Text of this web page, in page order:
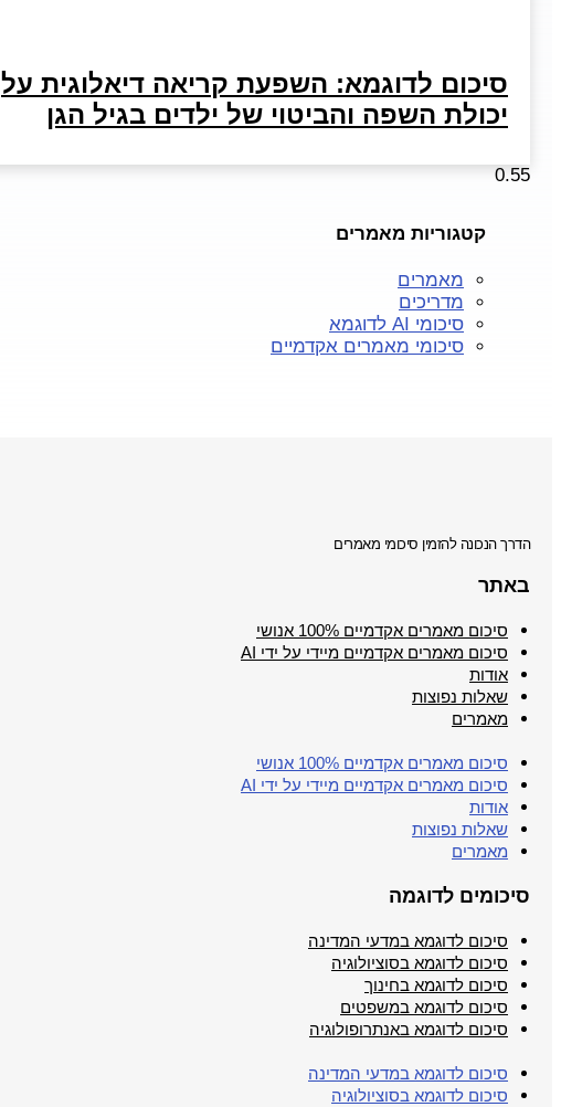
סיכום לדוגמא: השפעת קריאה דיאלוגית על
יכולת השפה והביטוי של ילדים בגיל הגן
קטגוריות מאמרים
מאמרים
מדריכים
סיכומי AI לדוגמא
סיכומי מאמרים אקדמיים
הדרך הנכונה להזמין סיכומי מאמרים
באתר
סיכום מאמרים אקדמיים 100% אנושי
סיכום מאמרים אקדמיים מיידי על ידי AI
אודות
שאלות נפוצות
מאמרים
סיכום מאמרים אקדמיים 100% אנושי
סיכום מאמרים אקדמיים מיידי על ידי AI
אודות
שאלות נפוצות
מאמרים
סיכומים לדוגמה
סיכום לדוגמא במדעי המדינה
סיכום לדוגמא בסוציולוגיה
סיכום לדוגמא בחינוך
סיכום לדוגמא במשפטים
סיכום לדוגמא באנתרופולוגיה
סיכום לדוגמא במדעי המדינה
סיכום לדוגמא בסוציולוגיה